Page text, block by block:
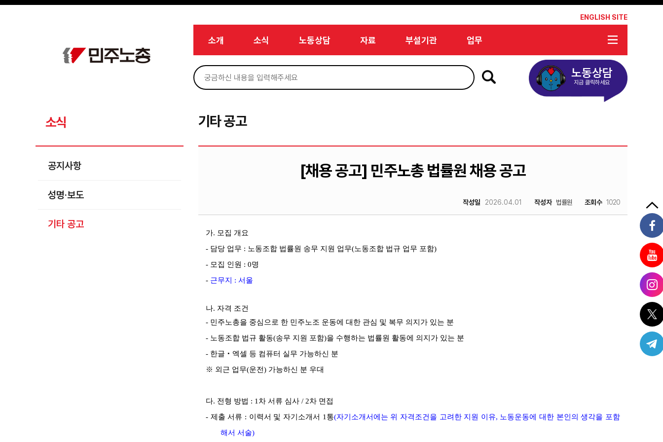
메뉴 건너뛰기
ENGLISH SITE
소개 소식 노동상담 자료 부설기관 업무
노동상담
지금 클릭하세요
소식
공지사항
성명·보도
기타 공고
기타 공고
[채용 공고] 민주노총 법률원 채용 공고
작성일 2026.04.01 작성자 법률원 조회수 1020
가. 모집 개요
- 담당 업무 : 노동조합 법률원 송무 지원 업무(노동조합 법규 업무 포함)
- 모집 인원 : 0명
- 근무지 : 서울
나. 자격 조건
- 민주노총을 중심으로 한 민주노조 운동에 대한 관심 및 복무 의지가 있는 분
- 노동조합 법규 활동(송무 지원 포함)을 수행하는 법률원 활동에 의지가 있는 분
- 한글 ‧ 엑셀 등 컴퓨터 실무 가능하신 분
※ 외근 업무(운전) 가능하신 분 우대
다. 전형 방법 : 1 차 서류 심사 / 2차 면접
- 제출 서류 : 이력서 및 자기소개서 1 통(자기소개서에는 위 자격조건을 고려한 지원 이유, 노동운동에 대한 본인의 생각을 포함
해서 서술)
Sketchbook5, 스케치북5
Sketchbook5, 스케치북5